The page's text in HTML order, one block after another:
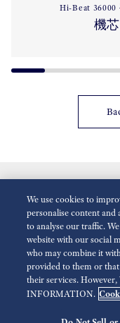
Hi-Beat 36000
機
For the Media 使用
We use cookies to
personalise content and
to analyse our traffic.
website with our social
who may combine it
provided to them or
their services.
INFORMATION.